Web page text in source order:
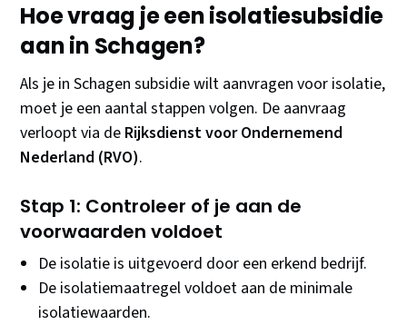
Hoe vraag je een isolatiesubsidie
aan in Schagen?
Als je in Schagen subsidie wilt aanvragen voor isolatie,
moet je een aantal stappen volgen. De aanvraag
verloopt via de Rijksdienst voor Ondernemend
Nederland (RVO).
Stap 1: Controleer of je aan de
voorwaarden voldoet
De isolatie is uitgevoerd door een erkend bedrijf.
De isolatiemaatregel voldoet aan de minimale
isolatiewaarden.